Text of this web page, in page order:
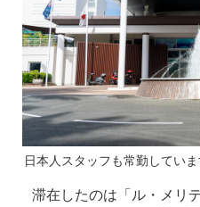
日本人スタッフも常勤していま
滞在したのは「ル・メリ